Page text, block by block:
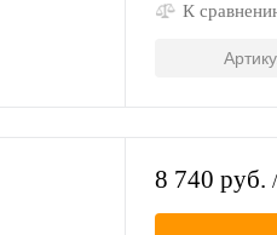
К
8 740 руб.